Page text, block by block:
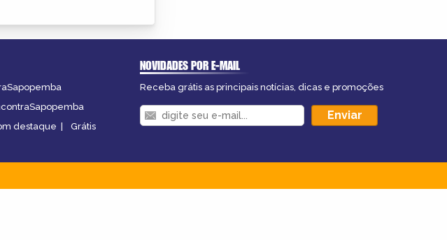
destaque | Grátis
NOVIDADES POR E-MAIL
Receba grátis as principais notícias, dicas e promoções